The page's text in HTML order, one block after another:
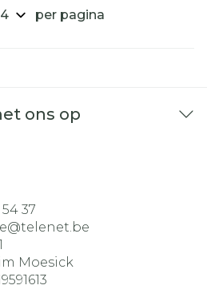
per pagina
ons op
54 37
telenet.be
Moesick